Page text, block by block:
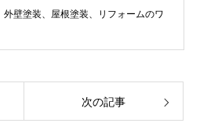
壁塗装、屋根塗装、リフォームのワ
次の記事